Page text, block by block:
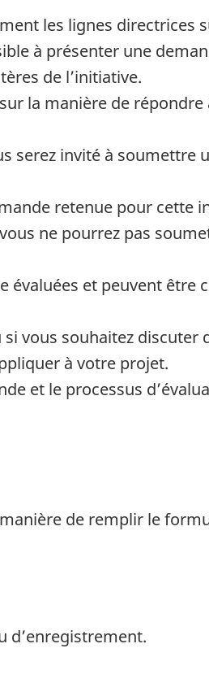
les lignes directrices
à présenter une
de l’initiative.
la manière de
serez invité à soumettre
retenue pour cette
ne pourrez pas
évaluées et peuvent être
vous souhaitez discuter
à votre projet.
et le processus
de remplir le
d’enregistrement.